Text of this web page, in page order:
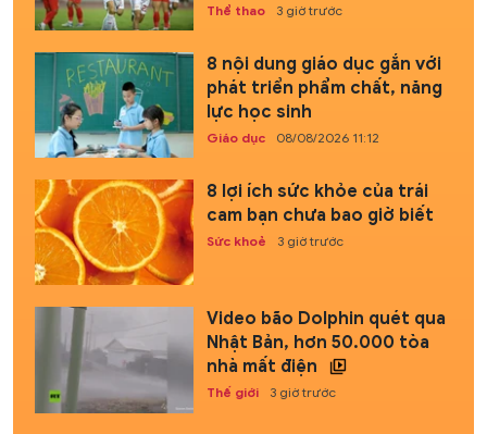
Thể thao 3 giờ trước
8 nội dung giáo dục gắn với
phát triển phẩm chất, năng
lực học sinh
Giáo dục 08/08/2026 11:12
8 lợi ích sức khỏe của trái
cam bạn chưa bao giờ biết
Sức khoẻ 3 giờ trước
Video bão Dolphin quét qua
Nhật Bản, hơn 50.000 tòa
nhà mất điện
Thế giới 3 giờ trước